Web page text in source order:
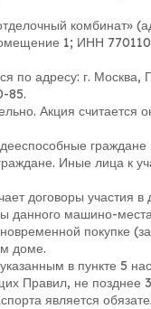
комбинат»
1; ИНН
по адресу: г. Москва,
85.
Акция считается
Иные лица к
договоры участия в
данного машино-
покупке
доме.
в пункте 5
Правил, не позднее
является